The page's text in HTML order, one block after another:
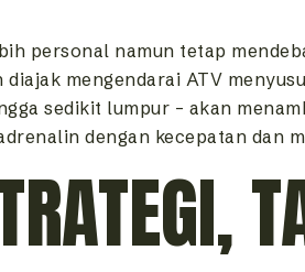
personal namun tetap
mengendarai ATV
sedikit lumpur – akan
dengan kecepatan dan